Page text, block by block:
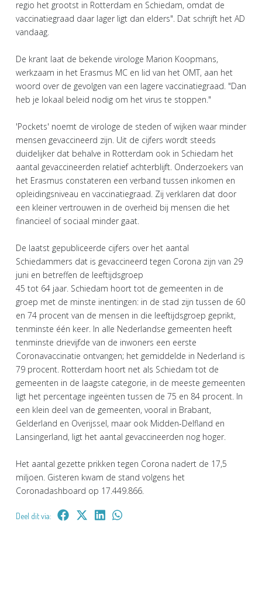
regio het grootst in Rotterdam en Schiedam, omdat de
vaccinatiegraad daar lager ligt dan elders". Dat schrijft het AD
vandaag.
De krant laat de bekende virologe Marion Koopmans,
werkzaam in het Erasmus MC en lid van het OMT, aan het
woord over de gevolgen van een lagere vaccinatiegraad. "Dan
heb je lokaal beleid nodig om het virus te stoppen."
'Pockets' noemt de virologe de steden of wijken waar minder
mensen gevaccineerd zijn. Uit de cijfers wordt steeds
duidelijker dat behalve in Rotterdam ook in Schiedam het
aantal gevaccineerden relatief achterblijft. Onderzoekers van
het Erasmus constateren een verband tussen inkomen en
opleidingsniveau en vaccinatiegraad. Zij verklaren dat door
een kleiner vertrouwen in de overheid bij mensen die het
financieel of sociaal minder gaat.
De laatst gepubliceerde cijfers over het aantal
Schiedammers dat is gevaccineerd tegen Corona zijn van 29
juni en betreffen de leeftijdsgroep
45 tot 64 jaar. Schiedam hoort tot de gemeenten in de
groep met de minste inentingen: in de stad zijn tussen de 60
en 74 procent van de mensen in die leeftijdsgroep geprikt,
tenminste één keer. In alle Nederlandse gemeenten heeft
tenminste drievijfde van de inwoners een eerste
Coronavaccinatie ontvangen; het gemiddelde in Nederland is
79 procent. Rotterdam hoort net als Schiedam tot de
gemeenten in de laagste categorie, in de meeste gemeenten
ligt het percentage ingeënten tussen de 75 en 84 procent. In
een klein deel van de gemeenten, vooral in Brabant,
Gelderland en Overijssel, maar ook Midden-Delfland en
Lansingerland, ligt het aantal gevaccineerden nog hoger.
Het aantal gezette prikken tegen Corona nadert de 17,5
miljoen. Gisteren kwam de stand volgens het
Coronadashboard op 17.449.866.
Deel dit via: